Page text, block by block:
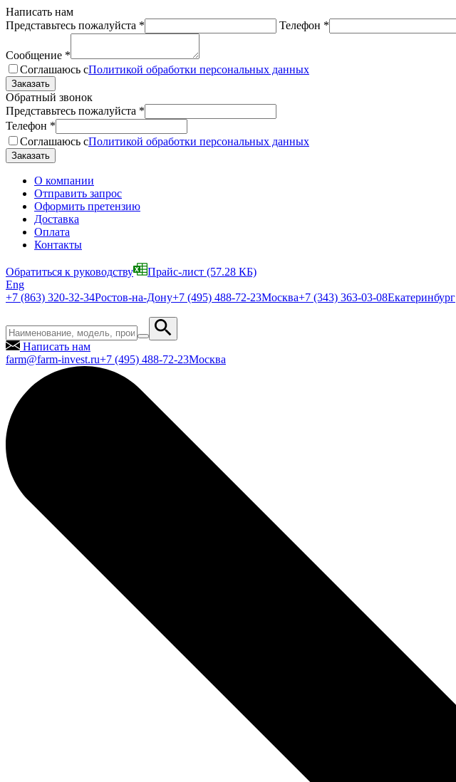
Написать нам
Представьтесь пожалуйста * Телефон *
Сообщение *
Соглашаюсь сПолитикой обработки персональных данных
Обратный звонок
Представьтесь пожалуйста *
Телефон *
Соглашаюсь сПолитикой обработки персональных данных
О компании
Отправить запрос
Оформить претензию
Доставка
Оплата
Контакты
Обратиться к руководству Прайс-лист (57.28 КБ)
Eng
+7 (863) 320-32-34Ростов-на-Дону+7 (495) 488-72-23Москва+7 (343) 363-03-08Екатеринбург
Написать нам
farm@farm-invest.ru+7 (495) 488-72-23Москва